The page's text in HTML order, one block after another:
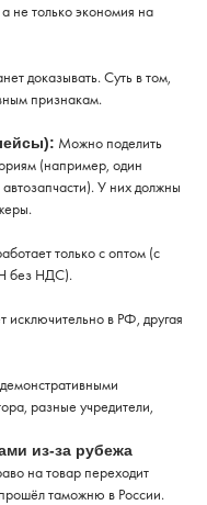
а не только экономия на
доказывать. Суть в том,
признакам.
Можно поделить
(например, один
У них должны
только с оптом (с
без НДС).
в РФ, другая
разные учредители,
из-за рубежа
на товар переходит
таможню в России.